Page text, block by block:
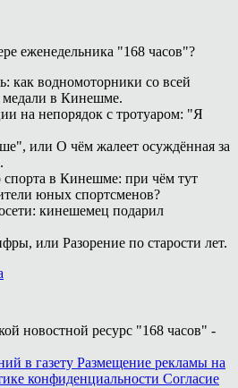
еженедельника "168 часов"?
как водномоторники со всей
медали в Кинешме.
на непорядок с тротуаром: "Я
или О чём жалеет осуждённая за
спорта в Кинешме: при чём тут
юных спортсменов?
кинешемец подарил
или Разорение по старости лет.
новостной ресурс "168 часов" -
в газету Размещение рекламы на
конфиденциальности Согласие